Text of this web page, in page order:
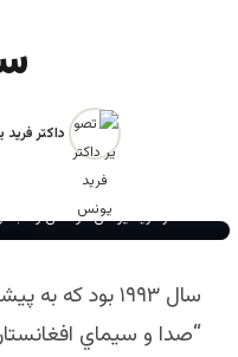
داکتر
دکتر فرید یونس موسس و
سال ١٩٩٣ بود
“صدا و سيماي